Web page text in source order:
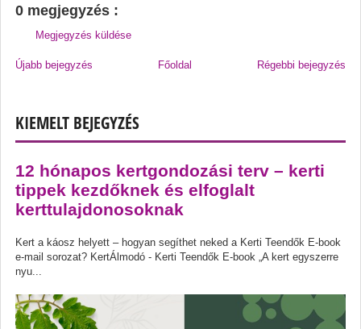
0 megjegyzés :
Megjegyzés küldése
Újabb bejegyzés Régebbi bejegyzés
Főoldal
KIEMELT BEJEGYZÉS
12 hónapos kertgondozási terv – kerti
tippek kezdőknek és elfoglalt
kerttulajdonosoknak
Kert a káosz helyett – hogyan segíthet neked a Kerti Teendők E-book
e-mail sorozat? KertÁlmodó - Kerti Teendők E-book „A kert egyszerre
nyu...